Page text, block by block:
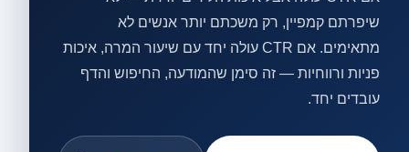
שיפרתם קמפיין, רק משכתם יותר אנשים לא
מתאימים. אם CTR עולה יחד עם שיעור המרה, איכות
פניות ורווחיות — זה סימן שהמודעה, החיפוש והדף
עובדים יחד.